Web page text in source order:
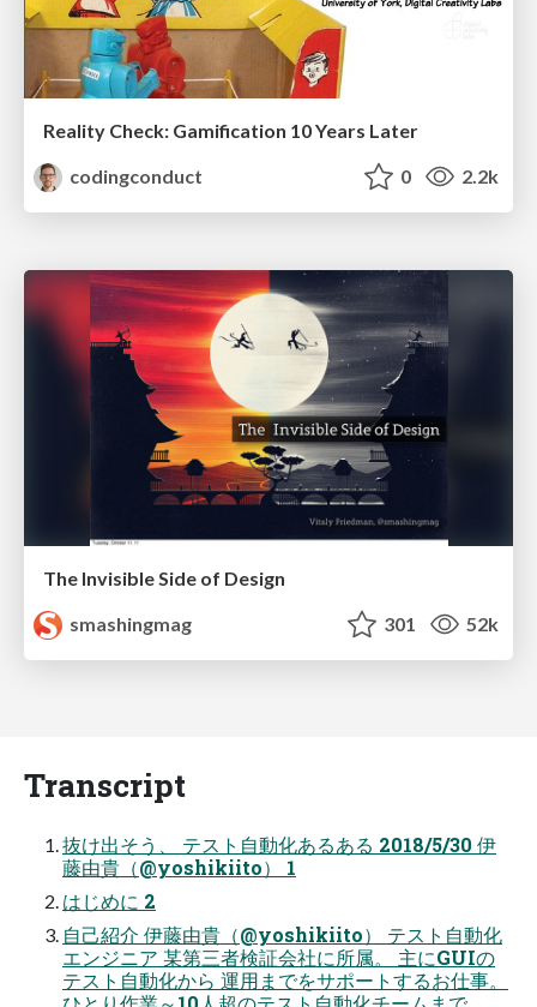
Reality Check: Gamification 10 Years Later
codingconduct
0 2.2k
The Invisible Side of Design
smashingmag
301 52k
Transcript
抜け出そう、 テスト自動化あるある 2018/5/30 伊
藤由貴（@yoshikiito） 1
はじめに 2
自己紹介 伊藤由貴（@yoshikiito） テスト自動化
エンジニア 某第三者検証会社に所属。 主にGUIの
テスト自動化から 運用までをサポートするお仕事。